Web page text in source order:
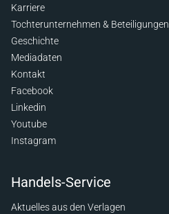
Karriere
Tochterunternehmen & Beteiligungen
Geschichte
Mediadaten
Kontakt
Facebook
Linkedin
Youtube
Instagram
Handels-Service
Aktuelles aus den Verlagen